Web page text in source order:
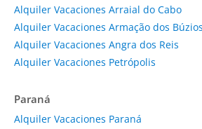
Alquiler Vacaciones Arraial do Cabo
Alquiler Vacaciones Armação dos Búzios
Alquiler Vacaciones Angra dos Reis
Alquiler Vacaciones Petrópolis
Paraná
Alquiler Vacaciones Paraná